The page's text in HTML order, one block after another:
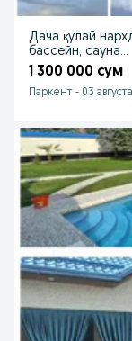
Дача қулай
бассейн, сауна…
1 300 000 сум
Паркент - 03